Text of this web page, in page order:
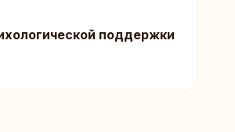
поддержки